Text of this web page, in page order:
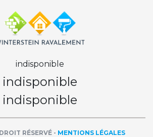
indisponible
indisponible
indisponible
RÉSERVÉ - MENTIONS LÉGALES